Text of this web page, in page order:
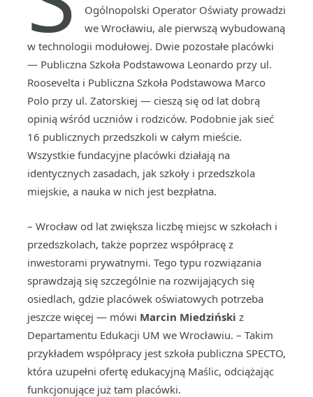
Ogólnopolski Operator Oświaty prowadzi
we Wrocławiu, ale pierwszą wybudowaną
w technologii modułowej. Dwie pozostałe placówki
— Publiczna Szkoła Podstawowa Leonardo przy ul.
Roosevelta i Publiczna Szkoła Podstawowa Marco
Polo przy ul. Zatorskiej — cieszą się od lat dobrą
opinią wśród uczniów i rodziców. Podobnie jak sieć
16 publicznych przedszkoli w całym mieście.
Wszystkie fundacyjne placówki działają na
identycznych zasadach, jak szkoły i przedszkola
miejskie, a nauka w nich jest bezpłatna.
– Wrocław od lat zwiększa liczbę miejsc w szkołach i
przedszkolach, także poprzez współpracę z
inwestorami prywatnymi. Tego typu rozwiązania
sprawdzają się szczególnie na rozwijających się
osiedlach, gdzie placówek oświatowych potrzeba
jeszcze więcej — mówi Marcin Miedziński z
Departamentu Edukacji UM we Wrocławiu. – Takim
przykładem współpracy jest szkoła publiczna SPECTO,
która uzupełni ofertę edukacyjną Maślic, odciążając
funkcjonujące już tam placówki.